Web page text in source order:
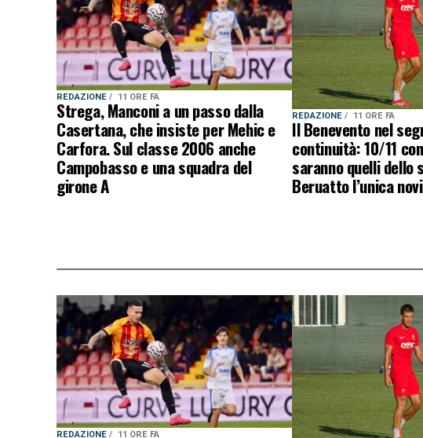
REDAZIONE 11 ORE FA
Strega, Manconi a un passo dalla
Casertana, che insiste per Mehic e
Carfora. Sul classe 2006 anche
Campobasso e una squadra del
girone A
REDAZIONE 11 ORE FA
Il Benevento nel
continuità: 10/11
saranno quelli dello
Beruatto l’unica
REDAZIONE 11 ORE FA